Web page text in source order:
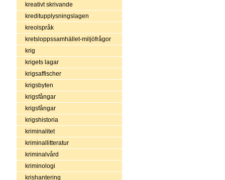
kreativt skrivande
kreditupplysningslagen
kreolspråk
kretsloppssamhället-miljöfrågor
krig
krigets lagar
krigsaffischer
krigsbyten
krigsfångar
krigsfångar
krigshistoria
kriminalitet
kriminallitteratur
kriminalvård
kriminologi
krishantering